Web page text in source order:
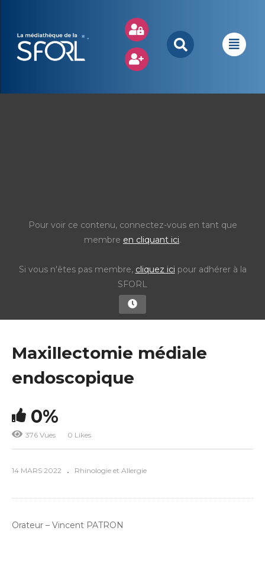
Pour voir ce contenu, connectez-vous en tant que
membre en cliquant ici.
Si vous n'êtes pas membre, cliquez ici pour adhérer à la
SFORL
Maxillectomie médiale
endoscopique
0%
376 Vues 0 Likes
14 MARS 2022 Rhinologie et Allergie
Orateur – Vincent PATRON